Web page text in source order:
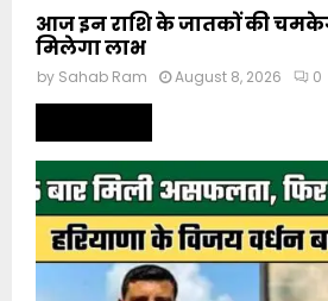
आज इन राशि के जातकों की
मिलेगा लाभ
by Sahab Ram August 8, 2026 0